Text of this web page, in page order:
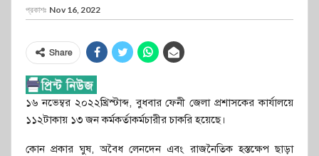
প্রকাশঃ Nov 16, 2022
Share
১৬ নভেম্বর ২০২২খ্রিস্টাব্দ, বুধবার ফেনী জেলা প্রশাসকের কার্যালয়ে
১১২টাকায় ১৩ জন কর্মকর্তাকর্মচারীর চাকরি হয়েছে।
কোন প্রকার ঘুষ, অবৈধ লেনদেন এবং রাজনৈতিক হস্তক্ষেপ ছাড়া